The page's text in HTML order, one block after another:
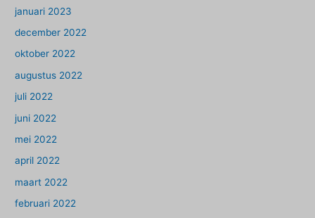
januari 2023
december 2022
oktober 2022
augustus 2022
juli 2022
juni 2022
mei 2022
april 2022
maart 2022
februari 2022